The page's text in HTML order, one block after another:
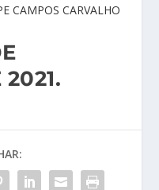
CAMPOS CARVALHO
2021.